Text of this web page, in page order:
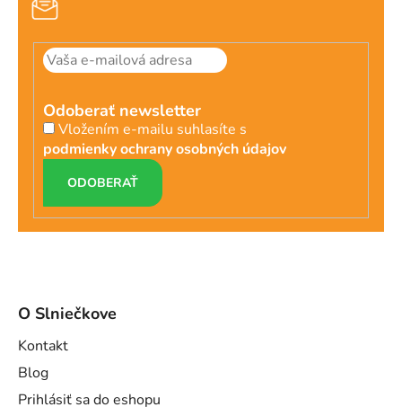
Odoberať newsletter
Vložením e-mailu suhlasíte s
podmienky ochrany osobných údajov
PRIHLÁSIŤ
SA
O Slniečkove
Kontakt
Blog
Prihlásiť sa do eshopu